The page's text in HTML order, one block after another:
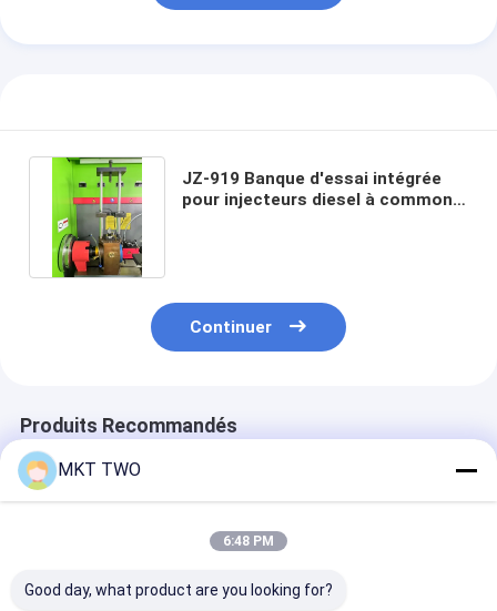
JZ-919 Banque d'essai intégrée
pour injecteurs diesel à common
Continuer
Produits Recommandés
MKT TWO
6:48 PM
Good day, what product are you looking for?